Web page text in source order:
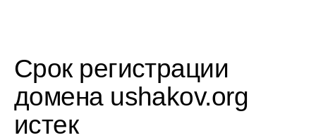
Срок регистрации
домена ushakov.org
истек